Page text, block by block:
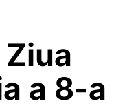
a 8-a